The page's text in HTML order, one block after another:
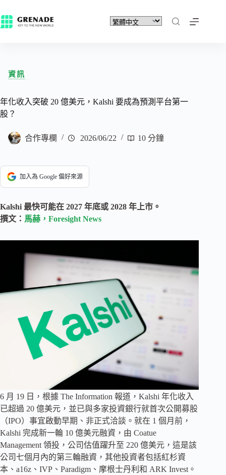
資訊
年化收入突破 20 億美元，Kalshi 要成為預測平台第一
股？
合作專欄 2026/06/22 10 分鐘
加入為 Google 偏好來源
Kalshi 最快可能在 2027 年底或 2028 年上市。
撰文： 馬赫，Foresight News
6 月 19 日，根據 The Information 報道，Kalshi 年化收入
已超過 20 億美元，並已與多家投資銀行就首次公開募股
（IPO）事宜啟動早期、非正式洽談。就在 1 個月前，
Kalshi 完成新一輪 10 億美元融資，由 Coatue
Management 領投，公司估值躍升至 220 億美元，這是該
公司七個月內的第三輪融資，其他投資者包括紅杉資
本、a16z、IVP、Paradigm、摩根士丹利和 ARK Invest。